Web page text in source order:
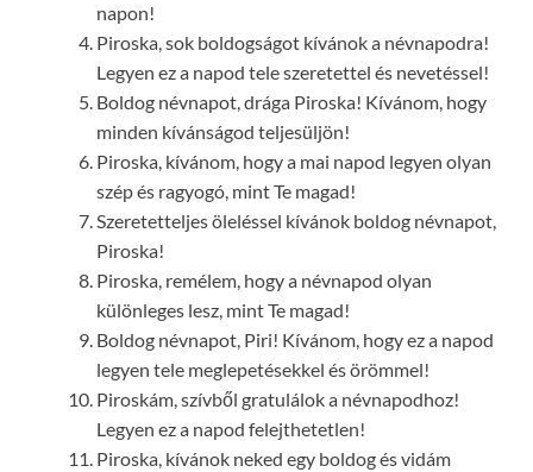
napon!
Piroska, sok boldogságot kívánok a névnapodra!
Legyen ez a napod tele szeretettel és nevetéssel!
Boldog névnapot, drága Piroska! Kívánom, hogy
minden kívánságod teljesüljön!
Piroska, kívánom, hogy a mai napod legyen olyan
szép és ragyogó, mint Te magad!
Szeretetteljes öleléssel kívánok boldog névnapot,
Piroska!
Piroska, remélem, hogy a névnapod olyan
különleges lesz, mint Te magad!
Boldog névnapot, Piri! Kívánom, hogy ez a napod
legyen tele meglepetésekkel és örömmel!
Piroskám, szívből gratulálok a névnapodhoz!
Legyen ez a napod felejthetetlen!
Piroska, kívánok neked egy boldog és vidám